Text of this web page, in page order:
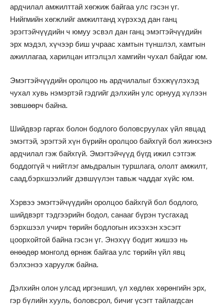
ардчилал амжилттай хөгжиж байгаа улс гэсэн үг.
Нийгмийн хөгжлийг амжилтанд хүрэхэд дан ганц
эрэгтэйчүүдийн ч юмуу эсвэл дан ганц эмэгтэйчүүдийн
эрх мэдэл, хүчээр биш учраас хамтын түншлэл, хамтын
ажиллагаа, харилцан итгэлцэл хамгийн чухал байдаг юм.
Эмэгтэйчүүдийн оролцоо нь ардчилалыг бэхжүүлэхэд
чухал хувь нэмэртэй гэдгийг дэлхийн улс орнууд хүлээн
зөвшөөрч байна.
Шийдвэр гаргах болон бодлого боловсруулах үйл явцад
эмэгтэй, эрэгтэй хүн бүрийн оролцоо байхгүй бол жинхэнэ
ардчилал гэж байхгүй. Эмэгтэйчүүд бүгд ижил сэтгэж
боддоггүй ч нийтлэг амьдралын туршлага, ололт амжилт,
саад,бэрхшээлийг дэвшүүлэн тавьж чаддаг хүйс юм.
Хэрвээ эмэгтэйчүүдийн оролцоо байхгүй бол бодлого,
шийдвэрт тэдгээрийн бодол, санааг бүрэн тусгахад
бэрхшээл учирч төрийн бодлогын ихээхэн хэсэгт
цоорхойтой байна гэсэн үг. Энэхүү бодит жишээ нь
өнөөдөр монголд өрнөж байгаа улс төрийн үйл явц
бэлхэнээ харуулж байна.
Дэлхийн олон улсад иргэншил, үл хөдлөх хөрөнгийн эрх,
гэр бүлийн хууль, боловсрол, бичиг үсэгт тайлагдсан